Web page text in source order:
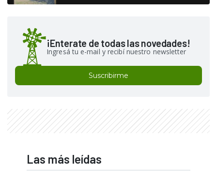
¡Enterate de todas las novedades!
Ingresá tu e-mail y recibí nuestro newsletter
Suscribirme
Las más leídas